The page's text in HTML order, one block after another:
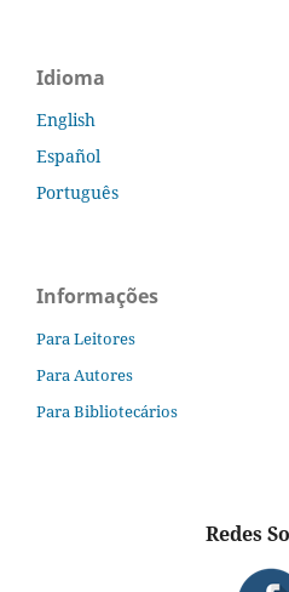
Idioma
English
Español
Português
Informações
Para Leitores
Para Autores
Para Bibliotecários
Redes